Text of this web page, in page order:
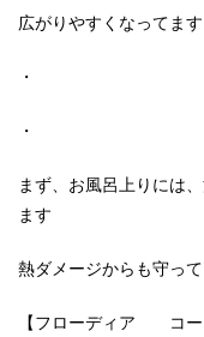
広がりやすくなってます
・
・
まず、お風呂上りには
ます
熱ダメージからも守っ
【フローディア コ